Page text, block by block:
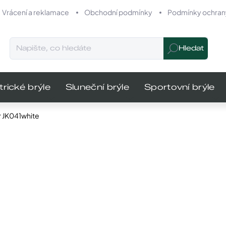
Vrácení a reklamace Obchodní podmínky Podmínky
Hledat
brýle Sluneční brýle Sportovní brýle
JK041white